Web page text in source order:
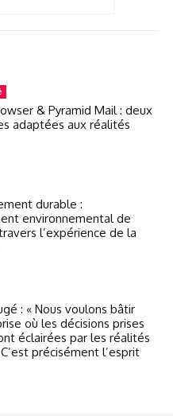
& Pyramid Mail : deux
adaptées aux réalités
durable :
environnemental de
l’expérience de la
: « Nous voulons bâtir
où les décisions prises
éclairées par les réalités
précisément l’esprit